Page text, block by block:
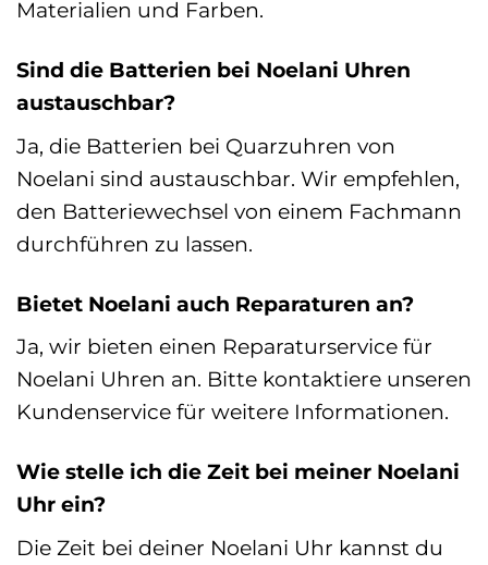
Materialien und Farben.
Sind die Batterien bei Noelani Uhren
austauschbar?
Ja, die Batterien bei Quarzuhren von
Noelani sind austauschbar. Wir empfehlen,
den Batteriewechsel von einem Fachmann
durchführen zu lassen.
Bietet Noelani auch Reparaturen an?
Ja, wir bieten einen Reparaturservice für
Noelani Uhren an. Bitte kontaktiere unseren
Kundenservice für weitere Informationen.
Wie stelle ich die Zeit bei meiner Noelani
Uhr ein?
Die Zeit bei deiner Noelani Uhr kannst du